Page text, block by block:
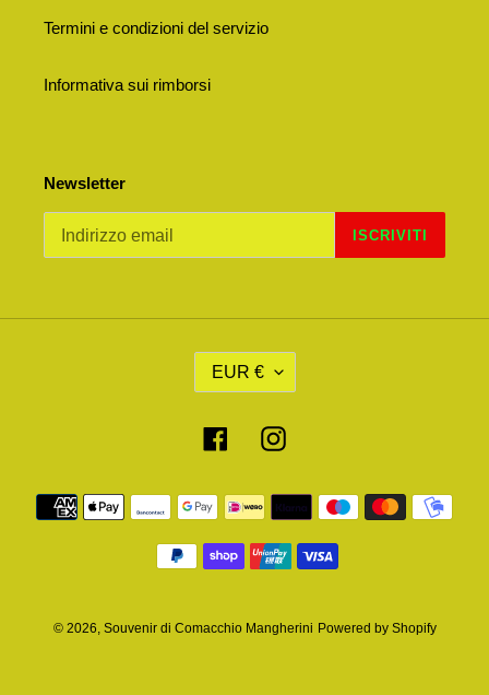
Termini e condizioni del servizio
Informativa sui rimborsi
Newsletter
ISCRIVITI
A
U
T
EUR €
FacebookInstagram
Metodi
di
pagamento
© 2026, Souvenir di Comacchio Mangherini Powered by Shopify